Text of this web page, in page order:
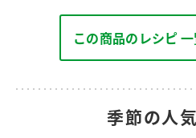
この商品のレシピ
季節の人